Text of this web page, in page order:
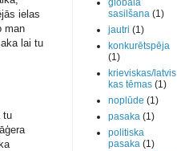
ielas
man
lai tu
tu
globālā
sasilšana (1)
jautri (1)
konkurētspēja
(1)
krieviskas/latvis
kas tēmas (1)
noplūde (1)
pasaka (1)
politiska
pasaka (1)